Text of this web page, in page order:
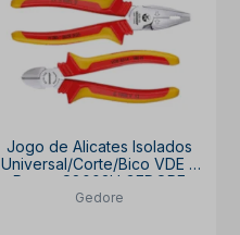
Jogo de Alicates Isolados
Universal/Corte/Bico VDE 3
Peças S8003H GEDORE
Gedore